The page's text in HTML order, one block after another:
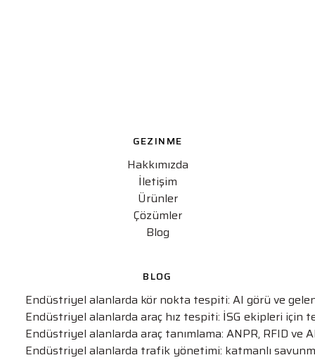
GEZINME
Hakkımızda
İletişim
Ürünler
Çözümler
Blog
BLOG
Endüstriyel alanlarda kör nokta tespiti: AI görü ve
Endüstriyel alanlarda araç hız tespiti: İSG ekipleri için
Endüstriyel alanlarda araç tanımlama: ANPR, RFID ve
Endüstriyel alanlarda trafik yönetimi: katmanlı